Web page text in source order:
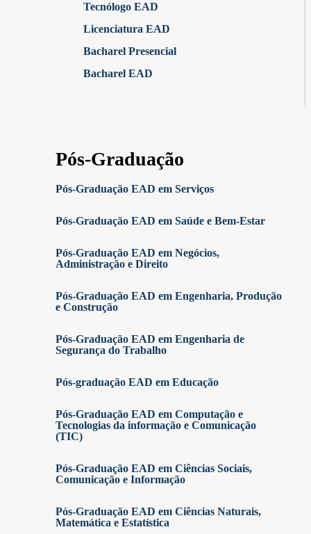
Tecnólogo EAD
Licenciatura EAD
Bacharel Presencial
Bacharel EAD
Pós-Graduação
Pós-Graduação EAD em Serviços
Pós-Graduação EAD em Saúde e Bem-Estar
Pós-Graduação EAD em Negócios,
Administração e Direito
Pós-Graduação EAD em Engenharia, Produção
e Construção
Pós-Graduação EAD em Engenharia de
Segurança do Trabalho
Pós-graduação EAD em Educação
Pós-Graduação EAD em Computação e
Tecnologias da informação e Comunicação
(TIC)
Pós-Graduação EAD em Ciências Sociais,
Comunicação e Informação
Pós-Graduação EAD em Ciências Naturais,
Matemática e Estatística